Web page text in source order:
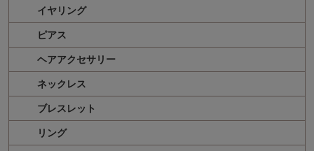
イヤリング
ピアス
ヘアアクセサリー
ネックレス
ブレスレット
リング